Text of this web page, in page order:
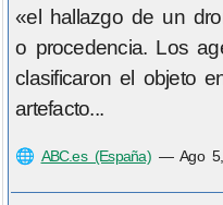
«el hallazgo de un
o procedencia. Los
clasificaron el objeto
artefacto...
🌐 ABC.es (España)—Ago